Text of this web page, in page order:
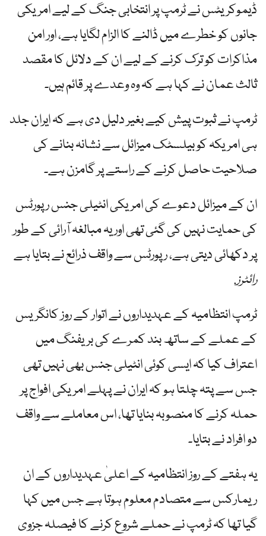
ڈیموکریٹس نے ٹرمپ پر انتخابی جنگ کے لیے امریکی
جانوں کو خطرے میں ڈالنے کا الزام لگایا ہے، اور امن
مذاکرات کو ترک کرنے کے لیے ان کے دلائل کا مقصد
ثالث عمان نے کہا ہے کہ وہ وعدے پر قائم ہیں۔
ٹرمپ نے ثبوت پیش کیے بغیر دلیل دی ہے کہ ایران جلد
ہی امریکہ کو بیلسٹک میزائل سے نشانہ بنانے کی
صلاحیت حاصل کرنے کے راستے پر گامزن ہے۔
ان کے میزائل دعوے کی امریکی انٹیلی جنس رپورٹس
کی حمایت نہیں کی گئی تھی اور یہ مبالغہ آرائی کے طور
پر دکھائی دیتی ہے، رپورٹس سے واقف ذرائع نے بتایا ہے
رائٹرز.
ٹرمپ انتظامیہ کے عہدیداروں نے اتوار کے روز کانگریس
کے عملے کے ساتھ بند کمرے کی بریفنگ میں
اعتراف کیا کہ ایسی کوئی انٹیلی جنس بھی نہیں تھی
جس سے پتہ چلتا ہو کہ ایران نے پہلے امریکی افواج پر
حملہ کرنے کا منصوبہ بنایا تھا، اس معاملے سے واقف
دو افراد نے بتایا۔
یہ ہفتے کے روز انتظامیہ کے اعلیٰ عہدیداروں کے ان
ریمارکس سے متصادم معلوم ہوتا ہے جس میں کہا
گیا تھا کہ ٹرمپ نے حملے شروع کرنے کا فیصلہ جزوی